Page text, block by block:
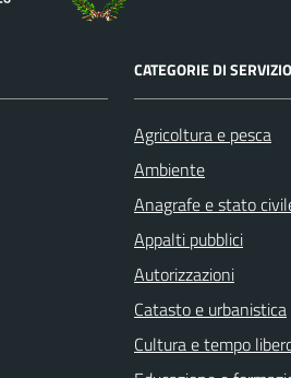
CATEGORIE DI SERVIZIO
Agricoltura e pesca
Ambiente
Anagrafe e stato
Appalti pubblici
Autorizzazioni
Catasto e urbanistica
Cultura e tempo